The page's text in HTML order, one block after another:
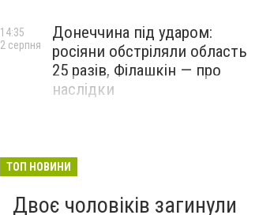
Донеччина під ударом:
росіяни обстріляли область
25 разів, Філашкін — про
наслідки
14:35
2 серпня
ТОП НОВИНИ
Двоє чоловіків загинули